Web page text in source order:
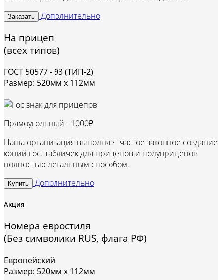
Заказать Дополнительно
На прицеп
(всех типов)
ГОСТ 50577 - 93 (ТИП-2)
Размер: 520мм х 112мм
Прямоугольный - 1000₽
Наша организация выполняет частое законное создание
копий гос. табличек для прицепов и полуприцепов
полностью легальным способом.
Купить Дополнительно
Акция
Номера евростиля
(Без символики RUS, флага РФ)
Европейский
Размер: 520мм х 112мм